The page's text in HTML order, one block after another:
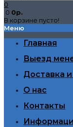
0
0 0р.
В корзине пусто!
Меню
Главная
Выезд
Доставка
О нас
Контакты